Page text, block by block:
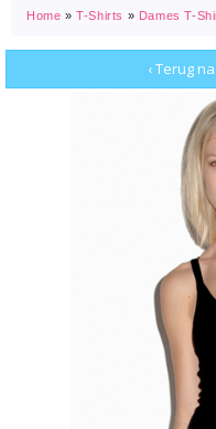
Home »T-Shirts » Dames T-
‹ Terug